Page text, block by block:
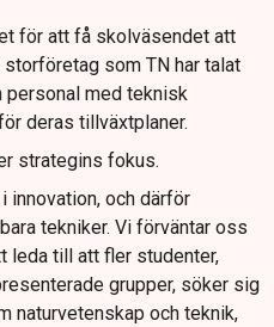
för att få skolväsendet att
storföretag som TN har talat
personal med teknisk
deras tillväxtplaner.
strategins fokus.
innovation, och därför
tekniker. Vi förväntar oss
leda till att fler studenter,
grupper, söker sig
naturvetenskap och teknik,